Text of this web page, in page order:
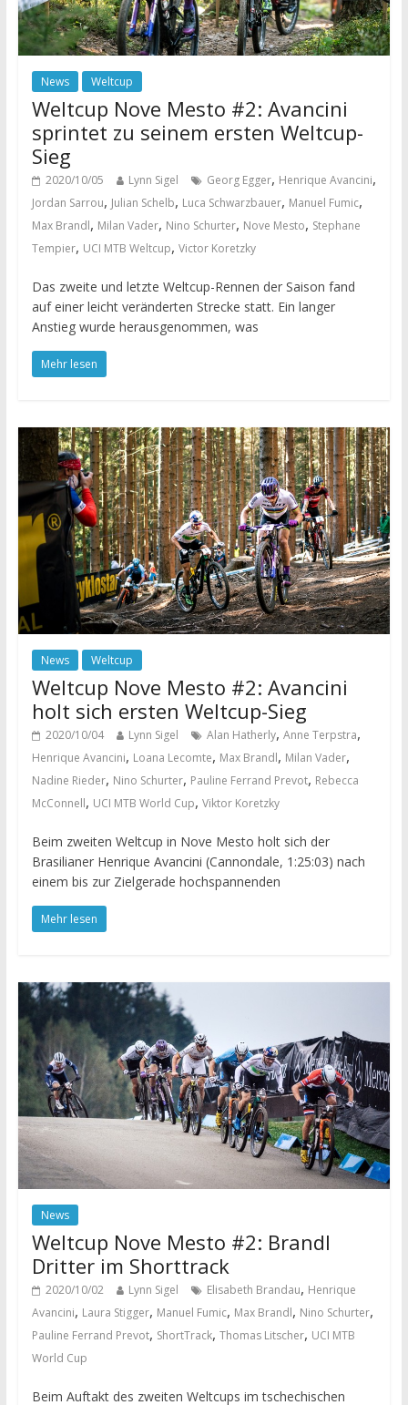
News Weltcup
Weltcup Nove Mesto #2: Avancini
sprintet zu seinem ersten Weltcup-
Sieg
2020/10/05 Lynn Sigel Georg Egger, Henrique Avancini,
Jordan Sarrou, Julian Schelb, Luca Schwarzbauer, Manuel Fumic,
Max Brandl, Milan Vader, Nino Schurter, Nove Mesto, Stephane
Tempier, UCI MTB Weltcup, Victor Koretzky
Das zweite und letzte Weltcup-Rennen der Saison fand
auf einer leicht veränderten Strecke statt. Ein langer
Anstieg wurde herausgenommen, was
Mehr lesen
News Weltcup
Weltcup Nove Mesto #2: Avancini
holt sich ersten Weltcup-Sieg
2020/10/04 Lynn Sigel Alan Hatherly, Anne Terpstra,
Henrique Avancini, Loana Lecomte, Max Brandl, Milan Vader,
Nadine Rieder, Nino Schurter, Pauline Ferrand Prevot, Rebecca
McConnell, UCI MTB World Cup, Viktor Koretzky
Beim zweiten Weltcup in Nove Mesto holt sich der
Brasilianer Henrique Avancini (Cannondale, 1:25:03) nach
einem bis zur Zielgerade hochspannenden
Mehr lesen
News
Weltcup Nove Mesto #2: Brandl
Dritter im Shorttrack
2020/10/02 Lynn Sigel Elisabeth Brandau, Henrique
Avancini, Laura Stigger, Manuel Fumic, Max Brandl, Nino Schurter,
Pauline Ferrand Prevot, ShortTrack, Thomas Litscher, UCI MTB
World Cup
Beim Auftakt des zweiten Weltcups im tschechischen